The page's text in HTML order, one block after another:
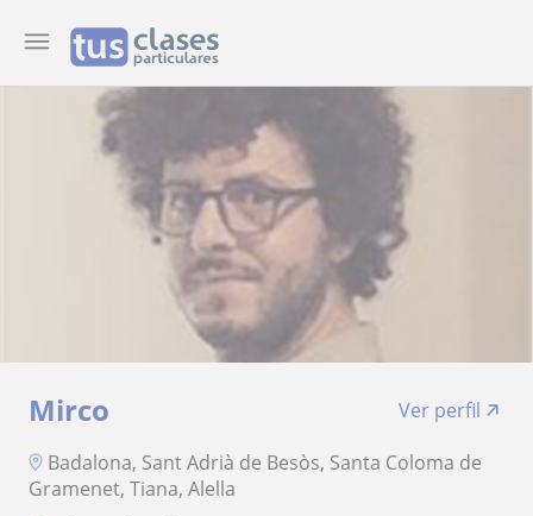
Mirco
Ver perfil
Badalona, Sant Adrià de Besòs, Santa Coloma de
Gramenet, Tiana, Alella